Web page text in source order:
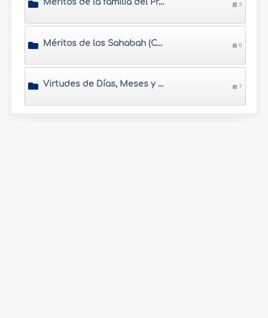
Méritos de la familia del Profeta 3
Méritos de los Sahabah (Compañeros del Profeta) 8
Virtudes de Días, Meses y Tiempos 7